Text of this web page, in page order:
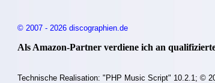
© 2007 - 2026 discographien.de
Als Amazon-Partner verdiene ich an
Technische Realisation: "PHP Music Script" 10.2.1; ©